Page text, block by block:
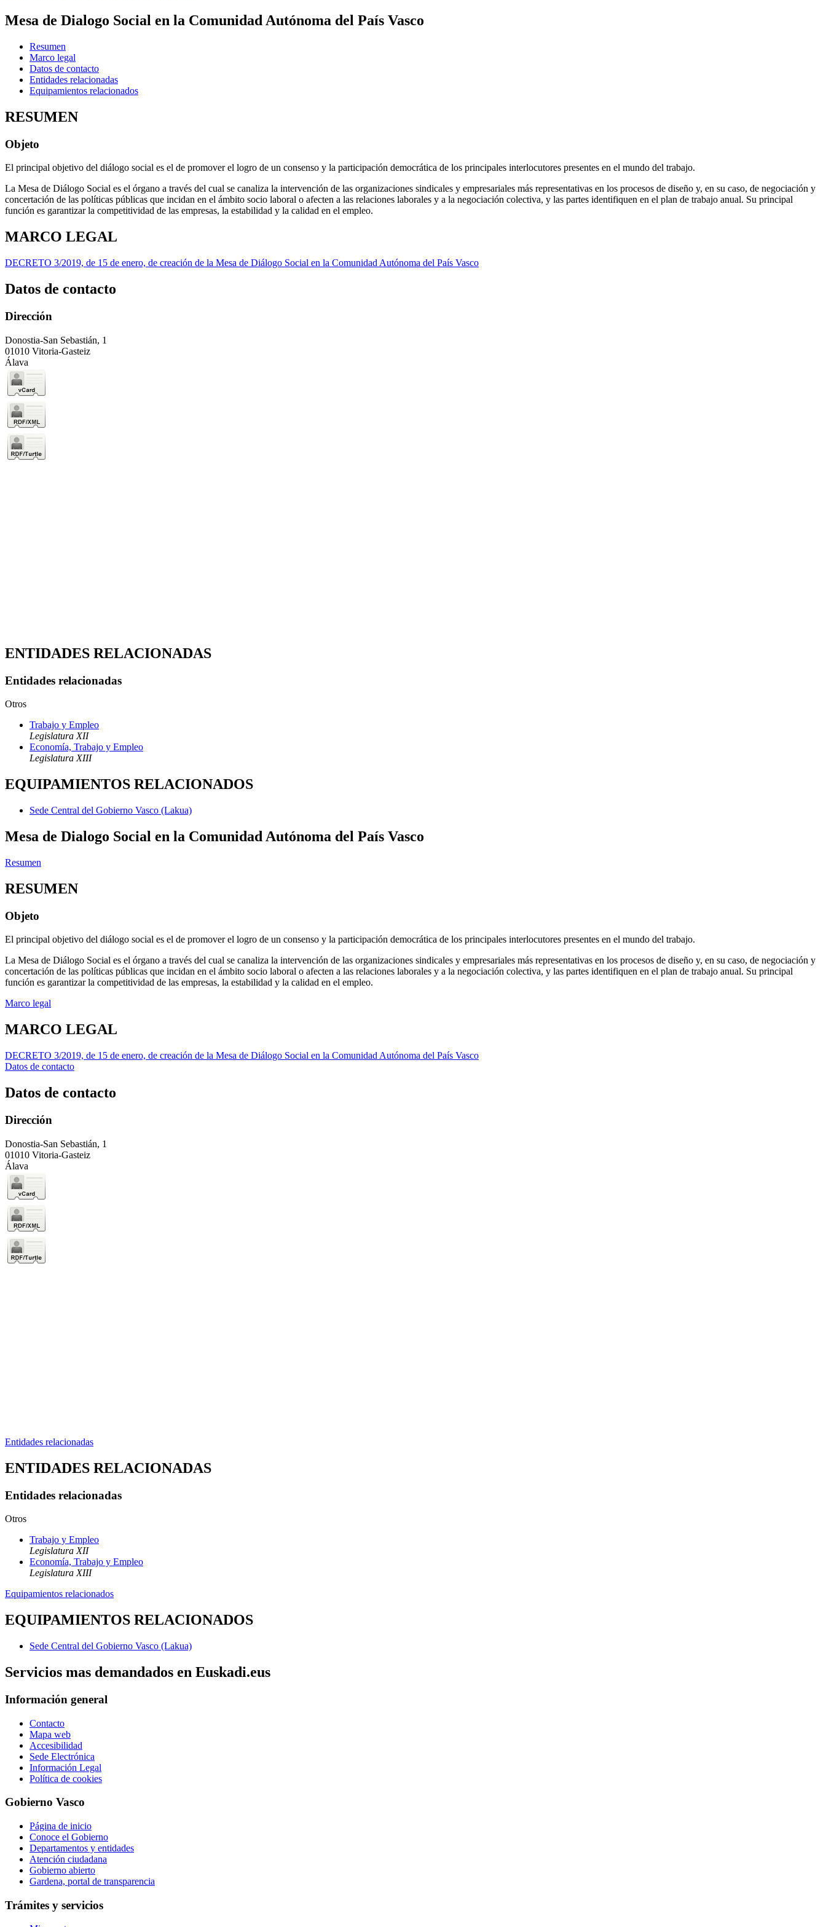
Mesa de Dialogo Social en la Comunidad Autónoma del País Vasco
Resumen
Marco legal
Datos de contacto
Entidades relacionadas
Equipamientos relacionados
RESUMEN
Objeto
El principal objetivo del diálogo social es el de promover el logro de un consenso y la participación democrática de los principales interlocutores presentes en el mundo del trabajo.
La Mesa de Diálogo Social es el órgano a través del cual se canaliza la intervención de las organizaciones sindicales y empresariales más representativas en los procesos de diseño y, en su caso, de negociación y
concertación de las políticas públicas que incidan en el ámbito socio laboral o afecten a las relaciones laborales y a la negociación colectiva, y las partes identifiquen en el plan de trabajo anual. Su principal
función es garantizar la competitividad de las empresas, la estabilidad y la calidad en el empleo.
MARCO LEGAL
DECRETO 3/2019, de 15 de enero, de creación de la Mesa de Diálogo Social en la Comunidad Autónoma del País Vasco
Datos de contacto
Dirección
Donostia-San Sebastián, 1
01010 Vitoria-Gasteiz
Álava
ENTIDADES RELACIONADAS
Entidades relacionadas
Otros
Trabajo y Empleo
Legislatura XII
Economía, Trabajo y Empleo
Legislatura XIII
EQUIPAMIENTOS RELACIONADOS
Sede Central del Gobierno Vasco (Lakua)
Mesa de Dialogo Social en la Comunidad Autónoma del País Vasco
Resumen
RESUMEN
Objeto
El principal objetivo del diálogo social es el de promover el logro de un consenso y la participación democrática de los principales interlocutores presentes en el mundo del trabajo.
La Mesa de Diálogo Social es el órgano a través del cual se canaliza la intervención de las organizaciones sindicales y empresariales más representativas en los procesos de diseño y, en su caso, de negociación y
concertación de las políticas públicas que incidan en el ámbito socio laboral o afecten a las relaciones laborales y a la negociación colectiva, y las partes identifiquen en el plan de trabajo anual. Su principal
función es garantizar la competitividad de las empresas, la estabilidad y la calidad en el empleo.
Marco legal
MARCO LEGAL
DECRETO 3/2019, de 15 de enero, de creación de la Mesa de Diálogo Social en la Comunidad Autónoma del País Vasco
Datos de contacto
Datos de contacto
Dirección
Donostia-San Sebastián, 1
01010 Vitoria-Gasteiz
Álava
Entidades relacionadas
ENTIDADES RELACIONADAS
Entidades relacionadas
Otros
Trabajo y Empleo
Legislatura XII
Economía, Trabajo y Empleo
Legislatura XIII
Equipamientos relacionados
EQUIPAMIENTOS RELACIONADOS
Sede Central del Gobierno Vasco (Lakua)
Servicios mas demandados en Euskadi.eus
Información general
Contacto
Mapa web
Accesibilidad
Sede Electrónica
Información Legal
Política de cookies
Gobierno Vasco
Página de inicio
Conoce el Gobierno
Departamentos y entidades
Atención ciudadana
Gobierno abierto
Gardena, portal de transparencia
Trámites y servicios